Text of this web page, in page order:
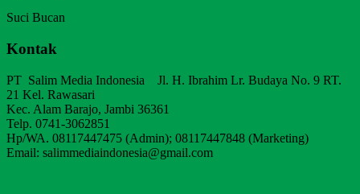
Suci Bucan
Kontak
PT Salim Media Indonesia Jl. H. Ibrahim Lr. Budaya No. 9 RT.
21 Kel. Rawasari
Kec. Alam Barajo, Jambi 36361
Telp. 0741-3062851
Hp/WA. 08117447475 (Admin); 08117447848 (Marketing)
Email: salimmediaindonesia@gmail.com